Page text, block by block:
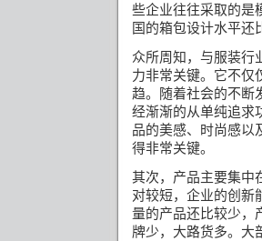
些企业往往采取的是
国的箱包设计水平还
众所周知，与服装行
力非常关键。它不仅
趋。随着社会的不断
经渐渐的从单纯追求
品的美感、时尚感以
得非常关键。
其次，产品主要集中
对较短，企业的创新
量的产品还比较少，
牌少，大路货多。大